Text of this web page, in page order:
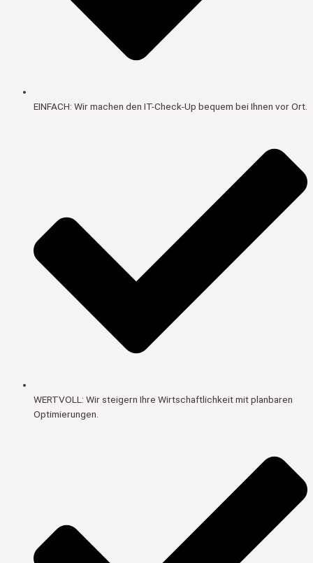
EINFACH: Wir machen den IT-Check-Up bequem bei Ihnen vor Ort.
WERTVOLL: Wir steigern Ihre Wirtschaftlichkeit mit planbaren
Optimierungen.